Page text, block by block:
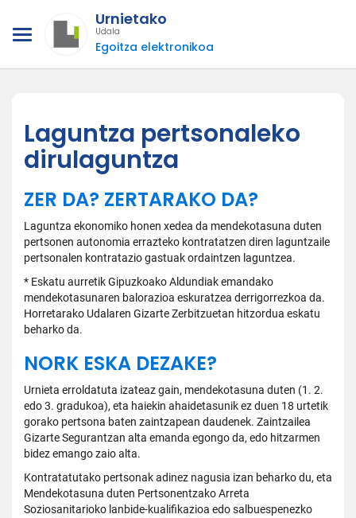
Urnietako
Udala
Egoitza elektronikoa
Laguntza pertsonaleko
dirulaguntza
ZER DA? ZERTARAKO DA?
Laguntza ekonomiko honen xedea da mendekotasuna duten
pertsonen autonomia errazteko kontratatzen diren laguntzaile
pertsonalen kontratazio gastuak ordaintzen laguntzea.
* Eskatu aurretik Gipuzkoako Aldundiak emandako
mendekotasunaren balorazioa eskuratzea derrigorrezkoa da.
Horretarako Udalaren Gizarte Zerbitzuetan hitzordua eskatu
beharko da.
NORK ESKA DEZAKE?
Urnieta erroldatuta izateaz gain, mendekotasuna duten (1. 2.
edo 3. gradukoa), eta haiekin ahaidetasunik ez duen 18 urtetik
gorako pertsona baten zaintzapean daudenek. Zaintzailea
Gizarte Segurantzan alta emanda egongo da, edo hitzarmen
bidez emango zaio alta.
Kontratatutako pertsonak adinez nagusia izan beharko du, eta
Mendekotasuna duten Pertsonentzako Arreta
Soziosanitarioko lanbide-kualifikazioa edo salbuespenezko